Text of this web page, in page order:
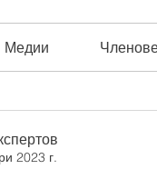
Медии
2023 г.